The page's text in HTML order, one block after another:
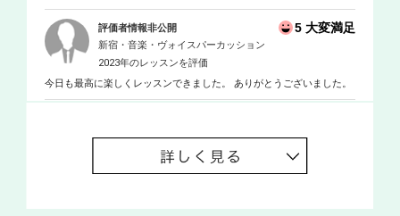
評価者情報非公開 5 大変満足
新宿・音楽・ヴォイスパーカッション
2023年のレッスンを評価
今日も最高に楽しくレッスンできました。 ありがとうございました。